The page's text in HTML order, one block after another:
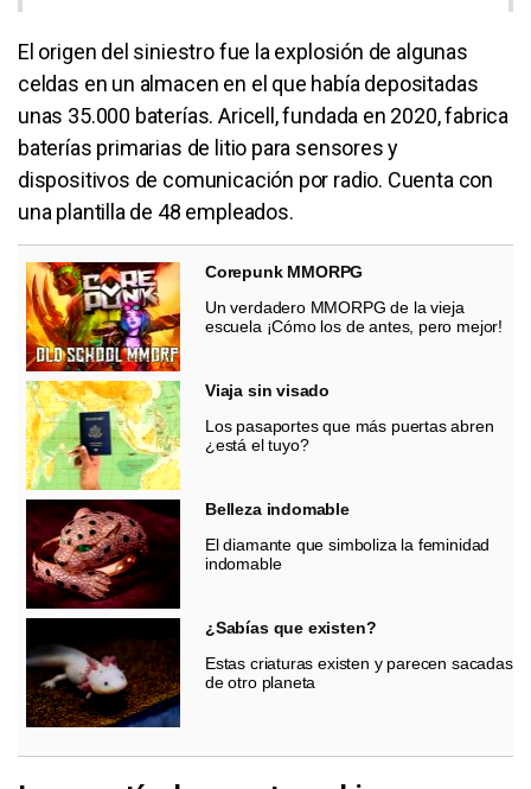
El origen del siniestro fue la explosión de algunas
celdas en un almacen en el que había depositadas
unas 35.000 baterías. Aricell, fundada en 2020, fabrica
baterías primarias de litio para sensores y
dispositivos de comunicación por radio. Cuenta con
una plantilla de 48 empleados.
Corepunk MMORPG
Un verdadero MMORPG de la vieja
escuela ¡Cómo los de antes, pero mejor!
Viaja sin visado
Los pasaportes que más puertas abren
¿está el tuyo?
Belleza indomable
El diamante que simboliza la feminidad
indomable
¿Sabías que existen?
Estas criaturas existen y parecen sacadas
de otro planeta